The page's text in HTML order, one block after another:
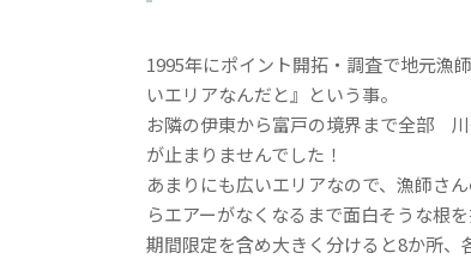
1995年にポイント開拓・調査で地元漁
いエリアなんだと』という事。
お隣の伊東から富戸の境界まで全部
が止まりませんでした！
あまりにも広いエリアなので、漁師さ
らエアーがなくなるまで面白そうな根
期間限定を含め大きく分けると8か所